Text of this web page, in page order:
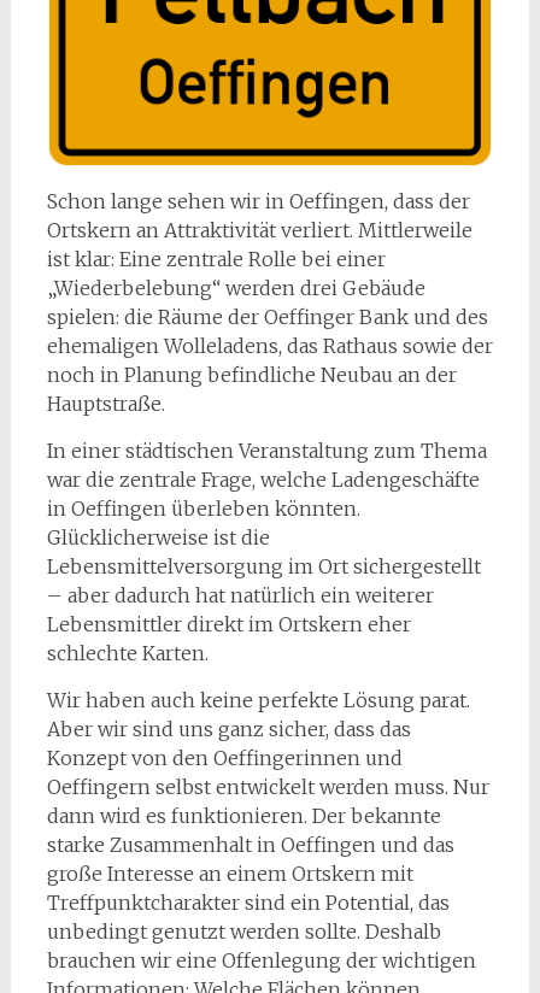
Schon lange sehen wir in Oeffingen, dass der
Ortskern an Attraktivität verliert. Mittlerweile
ist klar: Eine zentrale Rolle bei einer
„Wiederbelebung“ werden drei Gebäude
spielen: die Räume der Oeffinger Bank und des
ehemaligen Wolleladens, das Rathaus sowie der
noch in Planung befindliche Neubau an der
Hauptstraße.
In einer städtischen Veranstaltung zum Thema
war die zentrale Frage, welche Ladengeschäfte
in Oeffingen überleben könnten.
Glücklicherweise ist die
Lebensmittelversorgung im Ort sichergestellt
– aber dadurch hat natürlich ein weiterer
Lebensmittler direkt im Ortskern eher
schlechte Karten.
Wir haben auch keine perfekte Lösung parat.
Aber wir sind uns ganz sicher, dass das
Konzept von den Oeffingerinnen und
Oeffingern selbst entwickelt werden muss. Nur
dann wird es funktionieren. Der bekannte
starke Zusammenhalt in Oeffingen und das
große Interesse an einem Ortskern mit
Treffpunktcharakter sind ein Potential, das
unbedingt genutzt werden sollte. Deshalb
brauchen wir eine Offenlegung der wichtigen